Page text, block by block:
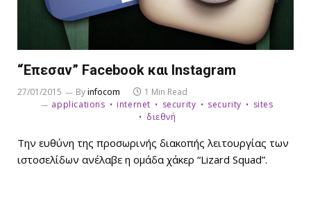
“Έπεσαν” Facebook και Instagram
27/01/2015 Byinfocom
1 Min Read
applications
internet security security
sites
διεθνή
Την ευθύνη της προσωρινής διακοπής λειτουργίας των
ιστοσελίδων ανέλαβε η ομάδα χάκερ “Lizard Squad”.